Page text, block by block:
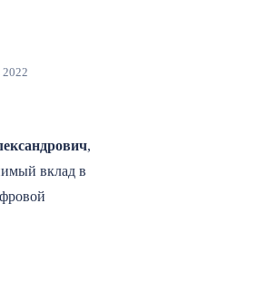
,
вклад в